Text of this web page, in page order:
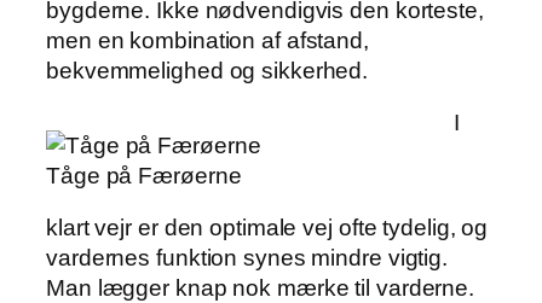
bygderne. Ikke nødvendigvis den korteste,
men en kombination af afstand,
bekvemmelighed og sikkerhed.
Tåge på Færøerne
I
klart vejr er den optimale vej ofte tydelig, og
vardernes funktion synes mindre vigtig.
Man lægger knap nok mærke til varderne.